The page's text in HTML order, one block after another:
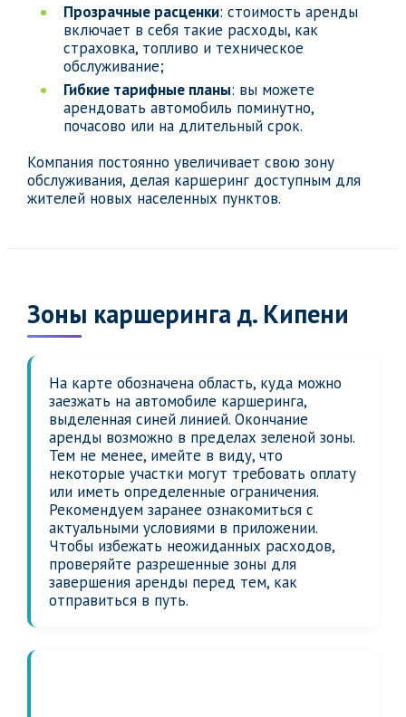
Прозрачные расценки: стоимость аренды
включает в себя такие расходы, как
страховка, топливо и техническое
обслуживание;
Гибкие тарифные планы: вы можете
арендовать автомобиль поминутно,
почасово или на длительный срок.
Компания постоянно увеличивает свою зону
обслуживания, делая каршеринг доступным для
жителей новых населенных пунктов.
Зоны каршеринга д. Кипени
На карте обозначена область, куда можно
заезжать на автомобиле каршеринга,
выделенная синей линией. Окончание
аренды возможно в пределах зеленой зоны.
Тем не менее, имейте в виду, что
некоторые участки могут требовать оплату
или иметь определенные ограничения.
Рекомендуем заранее ознакомиться с
актуальными условиями в приложении.
Чтобы избежать неожиданных расходов,
проверяйте разрешенные зоны для
завершения аренды перед тем, как
отправиться в путь.